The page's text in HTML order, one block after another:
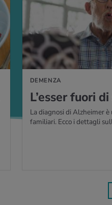
DEMENZA
L’es­ser fuori di
La diagnosi di Alzheimer
familiari. Ecco i dettagli